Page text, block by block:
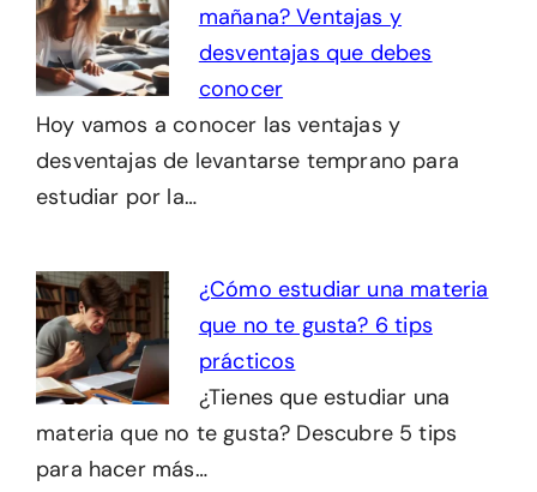
mañana? Ventajas y
desventajas que debes
conocer
Hoy vamos a conocer las ventajas y
desventajas de levantarse temprano para
estudiar por la…
¿Cómo estudiar una materia
que no te gusta? 6 tips
prácticos
¿Tienes que estudiar una
materia que no te gusta? Descubre 5 tips
para hacer más…